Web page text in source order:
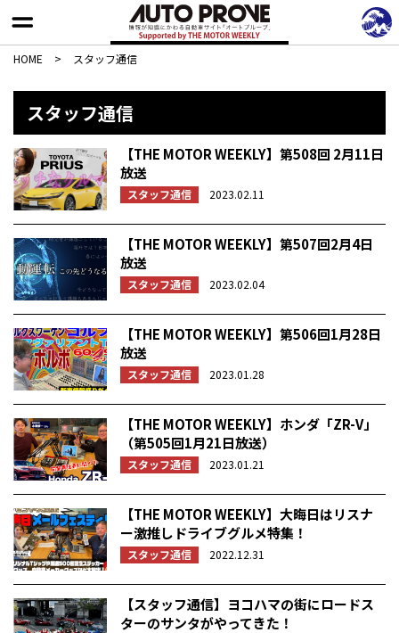
HOME > スタッフ通信
スタッフ通信
【THE MOTOR WEEKLY】第508回 2月11日
放送
スタッフ通信 2023.02.11
【THE MOTOR WEEKLY】第507回2月4日
放送
スタッフ通信 2023.02.04
【THE MOTOR WEEKLY】第506回1月28日
放送
スタッフ通信 2023.01.28
【THE MOTOR WEEKLY】ホンダ「ZR-V」
（第505回1月21日放送）
スタッフ通信 2023.01.21
【THE MOTOR WEEKLY】大晦日はリスナ
ー激推しドライブグルメ特集！
スタッフ通信 2022.12.31
【スタッフ通信】ヨコハマの街にロードス
ターのサンタがやってきた！